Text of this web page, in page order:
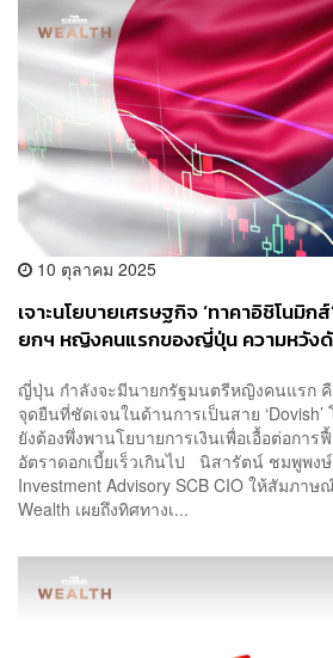
10 ตุลาคม 2025
เจาะนโยบายเศรษฐกิจ ‘ทาคาอิชิโนมิก
ยกฯ หญิงคนแรกของญี่ปุ่น ความหวัง
ญี่ปุ่น กำลังจะมีนายกรัฐมนตรีหญิงคนแรก
จุดยืนที่ชัดเจนในด้านการเป็นสาย
ยังต้องพึ่งพานโยบายการเงินเพื่อเอื้อต่อกา
อัตราดอกเบี้ยเร็วเกินไป นิสารัตน์ ชมพูพง
Investment Advisory SCB CIO ให้สัมภาษ
Wealth เผยถึงทิศทางเ...